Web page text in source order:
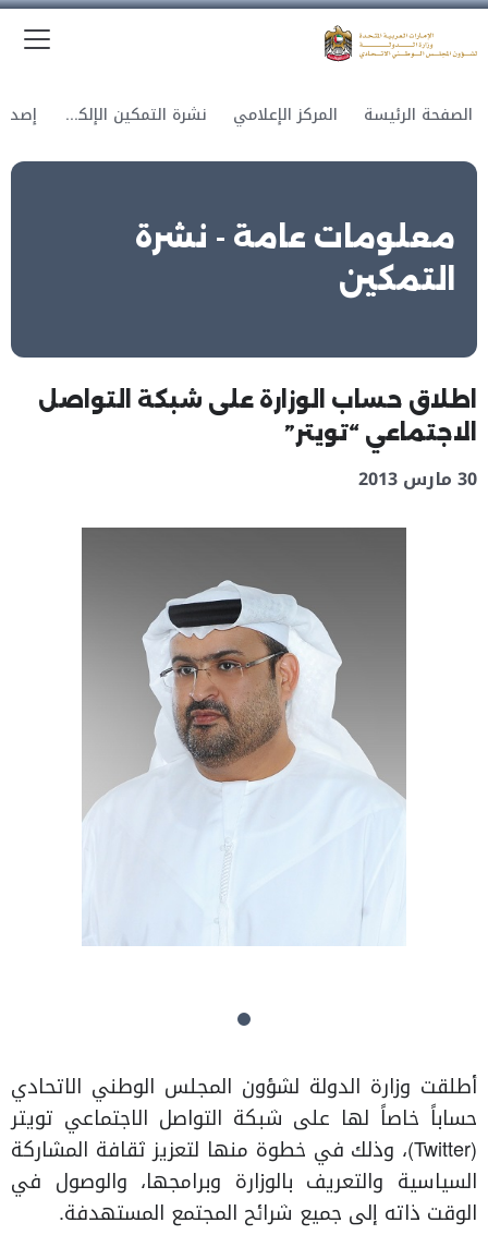
الصفحة الرئيسة المركز الإعلامي نشرة التمكين الإلكترونية
معلومات عامة - نشرة
التمكين
اطلاق حساب الوزارة على شبكة التواصل
الاجتماعي “تويتر”
30 مارس 2013
أطلقت وزارة الدولة لشؤون المجلس الوطني الاتحادي
حساباً خاصاً لها على شبكة التواصل الاجتماعي تويتر
(Twitter)، وذلك في خطوة منها لتعزيز ثقافة المشاركة
السياسية والتعريف بالوزارة وبرامجها، والوصول في
الوقت ذاته إلى جميع شرائح المجتمع المستهدفة.